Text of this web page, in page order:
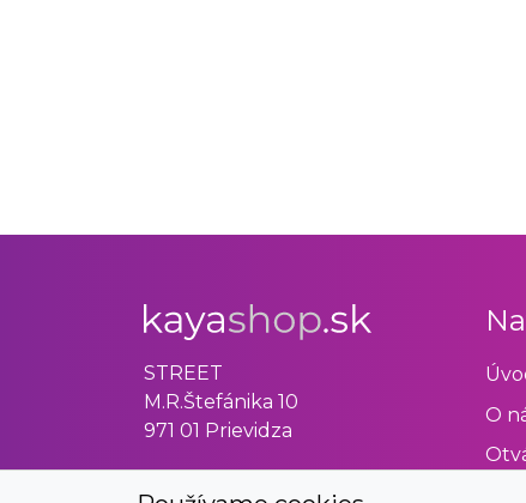
STREET
M.R.Štefánika 10
971 01 Prievidza
O